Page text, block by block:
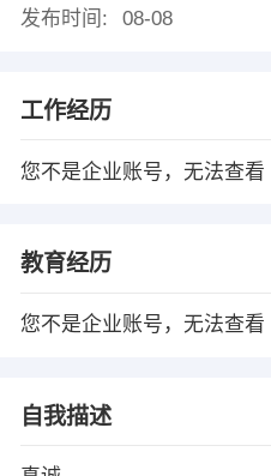
发布时间:
08-08
工作经历
您不是企业账号，无法查看
教育经历
您不是企业账号，无法查看
自我描述